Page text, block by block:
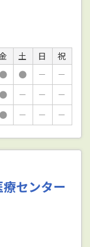
土 日
祝
● ● －
－
● － －
－
● － － －
センター